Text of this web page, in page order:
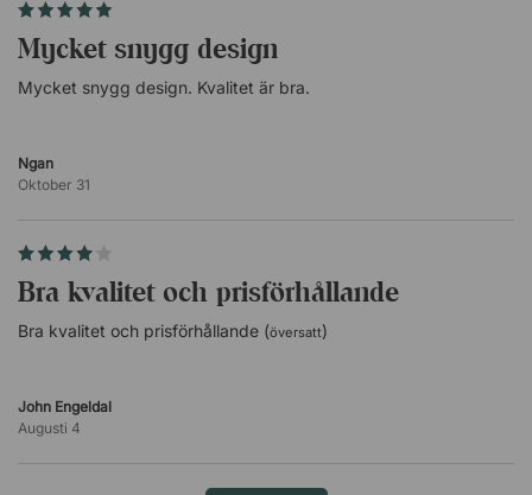
Mycket snygg design
Mycket snygg design. Kvalitet är bra.
Ngan
Oktober 31
Bra kvalitet och prisförhållande
Bra kvalitet och prisförhållande (översatt)
John Engeldal
Augusti 4